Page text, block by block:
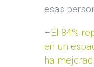
esas
– El 84%
en un
ha